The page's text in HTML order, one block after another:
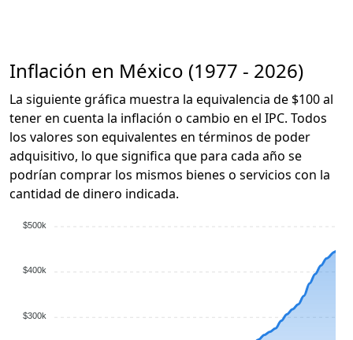
Inflación en México (1977 - 2026)
La siguiente gráfica muestra la equivalencia de $100 al
tener en cuenta la inflación o cambio en el IPC. Todos
los valores son equivalentes en términos de poder
adquisitivo, lo que significa que para cada año se
podrían comprar los mismos bienes o servicios con la
cantidad de dinero indicada.
$500k
$400k
$300k